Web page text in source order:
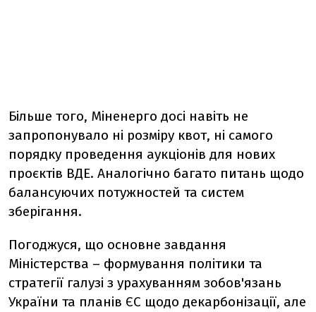
Більше того, Міненерго досі навіть не
запропонувало ні розміру квот, ні самого
порядку проведення аукціонів для нових
проєктів ВДЕ. Аналогічно багато питань щодо
балансуючих потужностей та систем
зберігання.
Погоджуся, що основне завдання
Міністерства – формування політики та
стратегії галузі з урахуванням зобов'язань
України та планів ЄС щодо декарбонізації, але